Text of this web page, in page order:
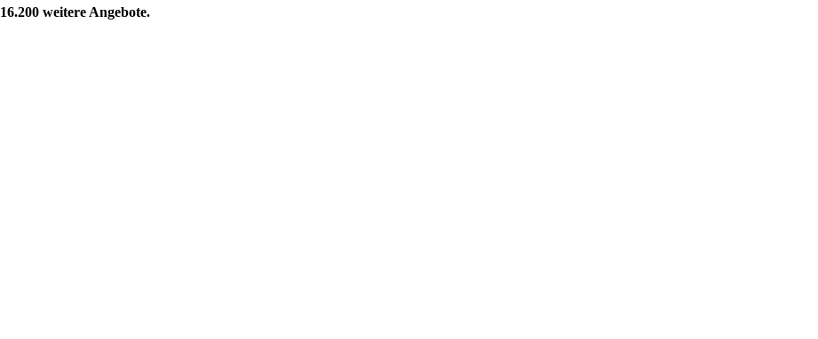
16.200 weitere Angebote.